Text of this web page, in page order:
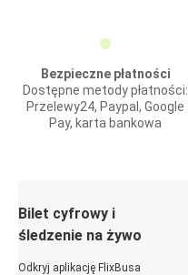
Bezpieczne płatności
Dostępne metody płatności:
Przelewy24, Paypal, Google
Pay, karta bankowa
Bilet cyfrowy i
śledzenie na żywo
Odkryj aplikację FlixBusa